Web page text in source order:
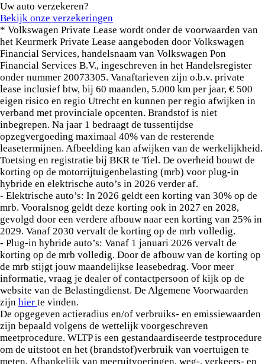
Uw auto verzekeren?
Bekijk onze verzekeringen
* Volkswagen Private Lease wordt onder de voorwaarden van
het Keurmerk Private Lease aangeboden door Volkswagen
Financial Services, handelsnaam van Volkswagen Pon
Financial Services B.V., ingeschreven in het Handelsregister
onder nummer 20073305. Vanaftarieven zijn o.b.v. private
lease inclusief btw, bij 60 maanden, 5.000 km per jaar, € 500
eigen risico en regio Utrecht en kunnen per regio afwijken in
verband met provinciale opcenten. Brandstof is niet
inbegrepen. Na jaar 1 bedraagt de tussentijdse
opzegvergoeding maximaal 40% van de resterende
leasetermijnen. Afbeelding kan afwijken van de werkelijkheid.
Toetsing en registratie bij BKR te Tiel. De overheid bouwt de
korting op de motorrijtuigenbelasting (mrb) voor plug-in
hybride en elektrische auto’s in 2026 verder af.
- Elektrische auto’s: In 2026 geldt een korting van 30% op de
mrb. Vooralsnog geldt deze korting ook in 2027 en 2028,
gevolgd door een verdere afbouw naar een korting van 25% in
2029. Vanaf 2030 vervalt de korting op de mrb volledig.
- Plug-in hybride auto’s: Vanaf 1 januari 2026 vervalt de
korting op de mrb volledig. Door de afbouw van de korting op
de mrb stijgt jouw maandelijkse leasebedrag. Voor meer
informatie, vraag je dealer of contactpersoon of kijk op de
website van de Belastingdienst. De Algemene Voorwaarden
zijn hier te vinden.
De opgegeven actieradius en/of verbruiks- en emissiewaarden
zijn bepaald volgens de wettelijk voorgeschreven
meetprocedure. WLTP is een gestandaardiseerde testprocedure
om de uitstoot en het (brandstof)verbruik van voertuigen te
meten. Afhankelijk van meeruitvoeringen, weg-, verkeers- en